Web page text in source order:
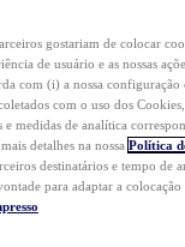
gostariam de colocar
de usuário e as nossas
com (i) a nossa
com o uso dos
e medidas de analítica
detalhes na nossa Política
destinatários e tempo de
para adaptar a